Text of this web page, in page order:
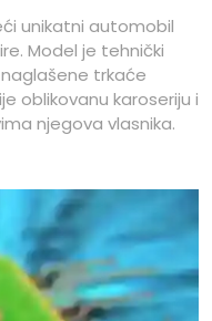
unikatni automobil
Model je tehnički
trkaće
oblikovanu karoseriju i
njegova vlasnika.